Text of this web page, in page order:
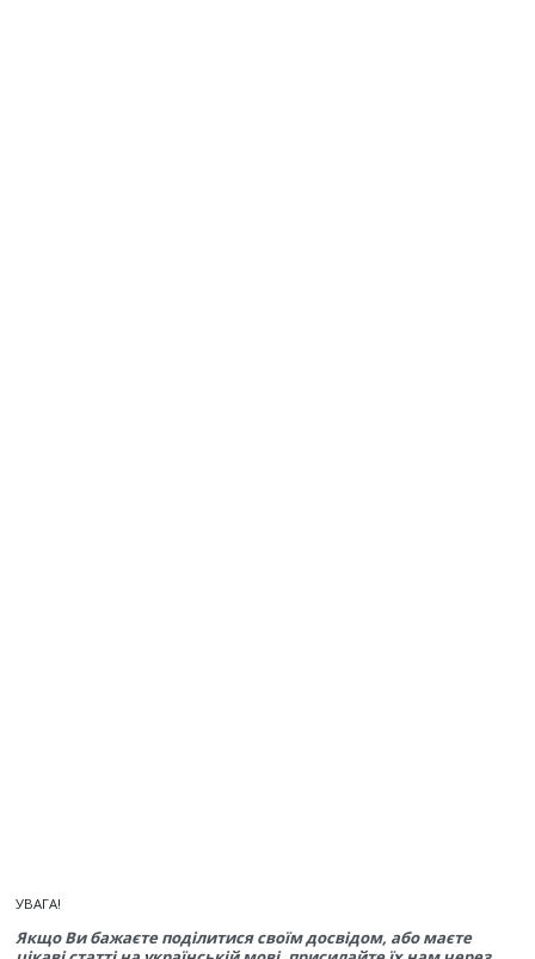
УВАГА!
Якщо Ви бажаєте поділитися своїм досвідом, або маєте